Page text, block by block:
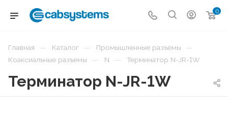
0
Главная — Каталог — Промышленные разъемы —
Коаксиальные разъемы — N — Терминатор N-JR-1W
Терминатор N-JR-1W